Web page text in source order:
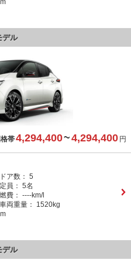
デル
帯4,294,400~4,294,400 円
ドア数： 5
定員： 5名
燃費： ----km/l
車両重量：
1520kg
デル